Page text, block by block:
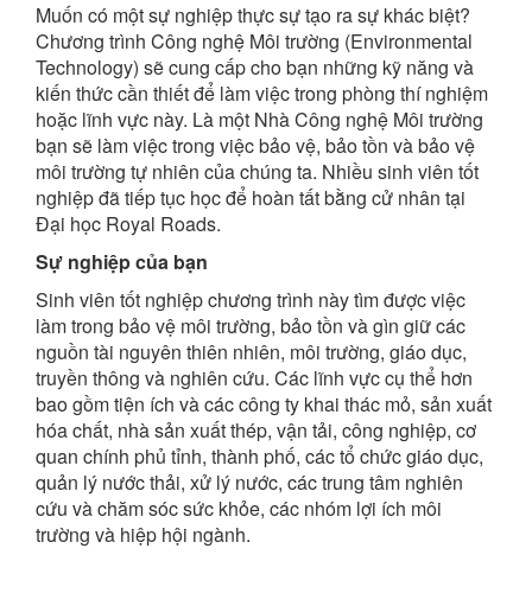
Muốn có một sự nghiệp thực sự tạo ra sự khác biệt?
Chương trình Công nghệ Môi trường (Environmental
Technology) sẽ cung cấp cho bạn những kỹ năng và
kiến ​​thức cần thiết để làm việc trong phòng thí nghiệm
hoặc lĩnh vực này. Là một Nhà Công nghệ Môi trường
bạn sẽ làm việc trong việc bảo vệ, bảo tồn và bảo vệ
môi trường tự nhiên của chúng ta. Nhiều sinh viên tốt
nghiệp đã tiếp tục học để hoàn tất bằng cử nhân tại
Đại học Royal Roads.
Sự nghiệp của bạn
Sinh viên tốt nghiệp chương trình này tìm được việc
làm trong bảo vệ môi trường, bảo tồn và gìn giữ các
nguồn tài nguyên thiên nhiên, môi trường, giáo dục,
truyền thông và nghiên cứu. Các lĩnh vực cụ thể hơn
bao gồm tiện ích và các công ty khai thác mỏ, sản xuất
hóa chất, nhà sản xuất thép, vận tải, công nghiệp, cơ
quan chính phủ tỉnh, thành phố, các tổ chức giáo dục,
quản lý nước thải, xử lý nước, các trung tâm nghiên
cứu và chăm sóc sức khỏe, các nhóm lợi ích môi
trường và hiệp hội ngành.